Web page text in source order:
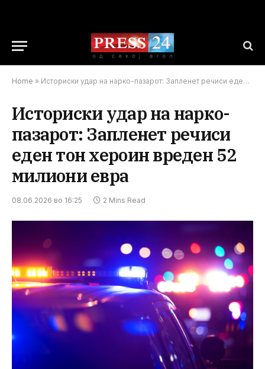
Home » Историски удар на нарко-пазарот: Запленет речиси еден тон хероин вреден 52 милиони евра
Историски удар на нарко-
пазарот: Запленет речиси
еден тон хероин вреден 52
милиони евра
08.06.2026 во 16:25 2 Mins Read